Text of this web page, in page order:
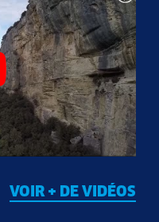
VOIR + DE VIDÉOS